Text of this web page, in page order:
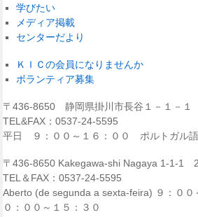
学びたい
メディア掲載
センターだより
ＫＩＣの会員になりませんか
ボランティア募集
〒436-8650 静岡県掛川市長谷１－１－
TEL&FAX：0537-24-5595
平日 ９：００～１６：００ ポルトガル
〒436-8650 Kakegawa-shi Nagaya 1-1-1
TEL＆FAX：0537-24-5595
Aberto (de segunda a sexta-feira) ９：０
０：００～１５：３０